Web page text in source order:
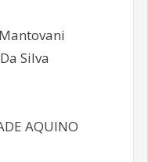
Silva
AQUINO